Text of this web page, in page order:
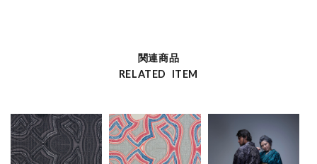
関連商品
RELATED ITEM